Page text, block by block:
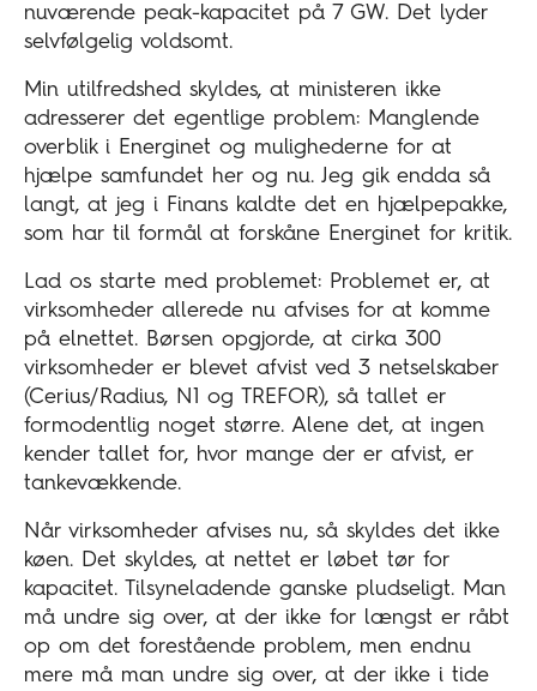
nuværende peak-kapacitet på 7 GW. Det lyder
selvfølgelig voldsomt.
Min utilfredshed skyldes, at ministeren ikke
adresserer det egentlige problem: Manglende
overblik i Energinet og mulighederne for at
hjælpe samfundet her og nu. Jeg gik endda så
langt, at jeg i Finans kaldte det en hjælpepakke,
som har til formål at forskåne Energinet for kritik.
Lad os starte med problemet: Problemet er, at
virksomheder allerede nu afvises for at komme
på elnettet. Børsen opgjorde, at cirka 300
virksomheder er blevet afvist ved 3 netselskaber
(Cerius/Radius, N1 og TREFOR), så tallet er
formodentlig noget større. Alene det, at ingen
kender tallet for, hvor mange der er afvist, er
tankevækkende.
Når virksomheder afvises nu, så skyldes det ikke
køen. Det skyldes, at nettet er løbet tør for
kapacitet. Tilsyneladende ganske pludseligt. Man
må undre sig over, at der ikke for længst er råbt
op om det forestående problem, men endnu
mere må man undre sig over, at der ikke i tide